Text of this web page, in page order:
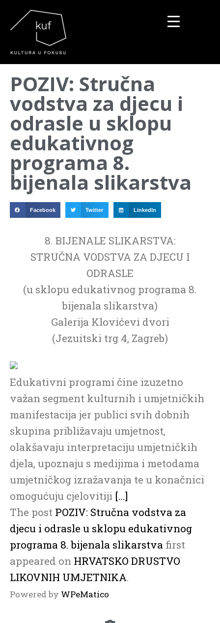
POZIV: Stručna
vodstva za djecu i
odrasle u sklopu
edukativnog
programa 8.
bijenala slikarstva
Facebook Twitter LinkedIn
8. BIJENALE SLIKARSTVA:
STRUČNA VODSTVA ZA DJECU I
ODRASLE
(u sklopu edukativnog programa 8.
bijenala slikarstva)
Galerija Klovićevi dvori
(Jezuitski trg 4, Zagreb)
Edukativni programi čine izuzetno
važan segment kulturnih i umjetničkih
manifestacija jer publici svih dobnih
skupina približavaju umjetnost,
olakšavaju interpretaciju umjetničkih
djela, upoznaju s medijima i metodama
umjetničkog izražavanja te u konačnici
omogućuju cjelovitiji […]
The post POZIV: Stručna vodstva za
djecu i odrasle u sklopu edukativnog
programa 8. bijenala slikarstva first
appeared on HRVATSKO DRUSTVO
LIKOVNIH UMJETNIKA.
Powered by WPeMatico
▼
▼